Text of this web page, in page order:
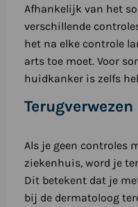
Afhankelijk van het
verschillende
het na elke controle
arts toe moet. Voor
huidkanker is zelfs
Als je geen controles
ziekenhuis, word je
Dit betekent dat je
bij de dermatoloog